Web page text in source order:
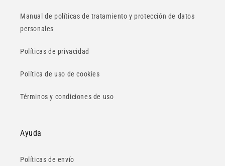
Manual de políticas de tratamiento y protección de datos
personales
Políticas de privacidad
Política de uso de cookies
Términos y condiciones de uso
Ayuda
Políticas de envío